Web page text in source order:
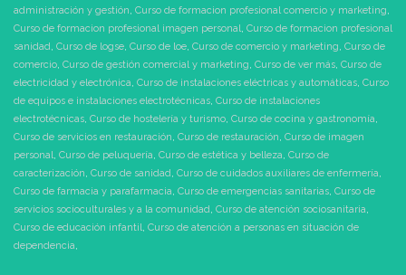
administración y gestión, Curso de formacion profesional comercio y marketing,
Curso de formacion profesional imagen personal, Curso de formacion profesional
sanidad, Curso de logse, Curso de loe, Curso de comercio y marketing, Curso de
comercio, Curso de gestión comercial y marketing, Curso de ver más, Curso de
electricidad y electrónica, Curso de instalaciones eléctricas y automáticas, Curso
de equipos e instalaciones electrotécnicas, Curso de instalaciones
electrotécnicas, Curso de hostelería y turismo, Curso de cocina y gastronomía,
Curso de servicios en restauración, Curso de restauración, Curso de imagen
personal, Curso de peluquería, Curso de estética y belleza, Curso de
caracterización, Curso de sanidad, Curso de cuidados auxiliares de enfermería,
Curso de farmacia y parafarmacia, Curso de emergencias sanitarias, Curso de
servicios socioculturales y a la comunidad, Curso de atención sociosanitaria,
Curso de educación infantil, Curso de atención a personas en situación de
dependencia,